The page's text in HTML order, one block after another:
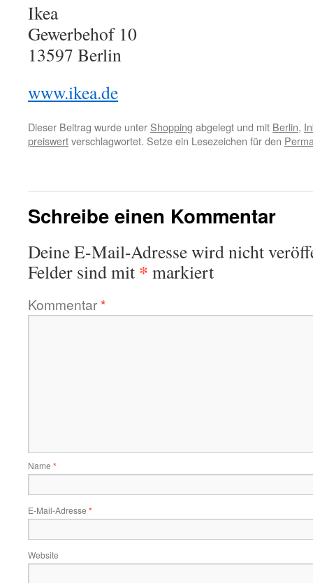
Ikea
Gewerbehof 10
13597 Berlin
www.ikea.de
Dieser Beitrag wurde unter Shopping abgelegt und mit Berlin,
preiswertverschlagwortet. Setze ein Lesezeichen für den
Schreibe einen Kommentar
Deine E-Mail-Adresse wird nicht
Felder sind mit * markiert
Kommentar*
Name *
E-Mail-Adresse *
Website